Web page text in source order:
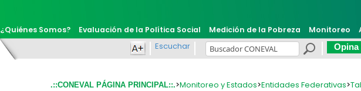
¿Quiénes Somos? Evaluación de la Política Social Medición de la Pobreza Monitoreo
Escuchar Opina
.::CONEVAL PÁGINA PRINCIPAL::.>Monitoreo y Estados>Entidades Federativas>